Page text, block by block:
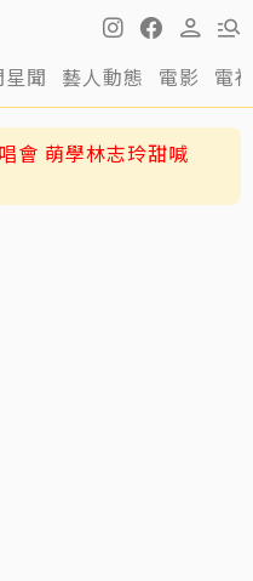
聞 藝人動態 電影 電
遭警約談！公開露面
會 萌學林志玲甜喊